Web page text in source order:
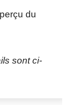
du
sont ci-